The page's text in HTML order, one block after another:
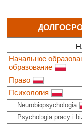
Начальное
образование
Право
Психология
Neurobiopsychologia
Psychologia pracy i